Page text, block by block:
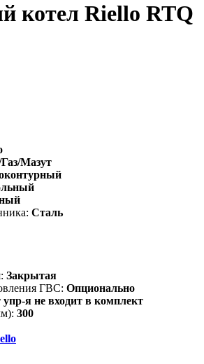
котел Riello RTQ
Мазут
Сталь
Закрытая
ГВС: Опционально
упр-я не входит в комплект
300